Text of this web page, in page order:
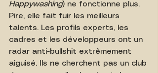
Happywashing) ne fonctionne plus.
Pire, elle fait fuir les meilleurs
talents. Les profils experts, les
cadres et les développeurs ont un
radar anti-bullshit extrêmement
aiguisé. Ils ne cherchent pas un club